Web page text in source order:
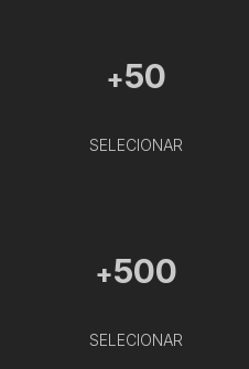
+50
SELECIONAR
+500
SELECIONAR